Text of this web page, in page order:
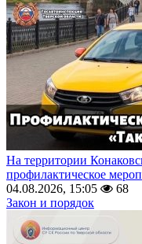
На территории
профилактическое
04.08.2026, 15:05
68
Закон и порядок